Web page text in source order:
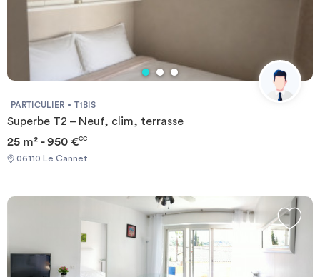
PARTICULIER T1BIS
Superbe T2 – Neuf, clim, terrasse
25 m² - 950 €CC
06110 Le Cannet